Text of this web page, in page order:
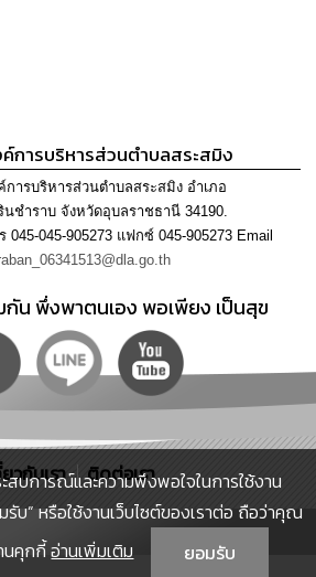
การบริหารส่วนตำบลสระสมิง
การบริหารส่วนตำบลสระสมิง อำเภอ
นชำราบ จังหวัดอุบลราชธานี 34190.
045-045-905273 แฟกซ์ 045-905273 Email
กัน พึ่งพาตนเอง พอเพียง เป็นสุข
ยวกับเรา ติดต่อเรา
สบการณ์และความพึงพอใจในการใช้งาน
บ” หรือใช้งานเว็บไซต์ของเราต่อ ถือว่าคุณ
นคุกกี้อ่านเพิ่มเติม ยอมรับ